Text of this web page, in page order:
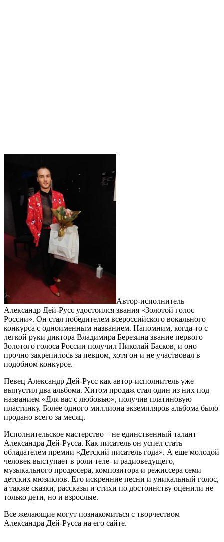
Автор-исполнитель
Александр Дей-Русс удостоился звания «Золотой голос
России». Он стал победителем всероссийского вокального
конкурса с одноименным названием. Напомним, когда-то с
легкой руки диктора Владимира Березина звание первого
Золотого голоса России получил Николай Басков, и оно
прочно закрепилось за певцом, хотя он и не участвовал в
подобном конкурсе.
Певец Александр Дей-Русс как автор-исполнитель уже
выпустил два альбома. Хитом продаж стал один из них под
названием «Для вас с любовью», получив платиновую
пластинку. Более одного миллиона экземпляров альбома было
продано всего за месяц.
Исполнительское мастерство – не единственный талант
Александра Дей-Русса. Как писатель он успел стать
обладателем премии «Детский писатель года». А еще молодой
человек выступает в роли теле- и радиоведущего,
музыкального продюсера, композитора и режиссера семи
детских мюзиклов. Его искренние песни и уникальный голос,
а также сказки, рассказы и стихи по достоинству оценили не
только дети, но и взрослые.
Все желающие могут познакомиться с творчеством
Александра Дей-Русса на его сайте.